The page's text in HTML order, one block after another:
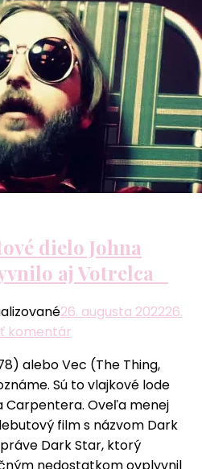
dielo Johna
aj Votrelca
26. augusta 202226.
komentár
Dark
Star:
Debutové
dielo
Johna
alebo Vec (The Thing,
Sú to vlajkové lode
Carpentera. Oveľa menej
film s názvom Dark
Dark Star, ktorý